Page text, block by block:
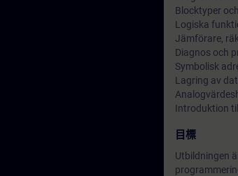
Blocktyper
Logiska
Jämförare,
Diagnos och
Symbolisk
Lagring av
Introduktion
目標
Utbildningen